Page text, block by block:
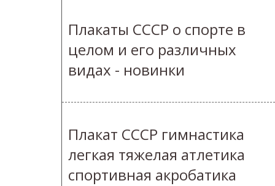
Плакаты СССР о спорте в
целом и его различных
видах - новинки
Плакат СССР гимнастика
легкая тяжелая атлетика
спортивная акробатика